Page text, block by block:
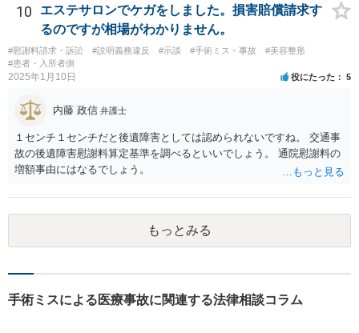
ニック側の過失を肯定できそうであれば、クリニックに対して具体的
に損害賠償請求をしていくことになります。
10
エステサロンでケガをしました。損害賠償請求す
るのですが相場がわかりません。
#慰謝料請求・訴訟 #説明義務違反 #示談 #手術ミス・事故
#美容整形
#患者・入所者側
2025年1月10日 役にたった 5
内藤 政信 弁護士
１センチ１センチだと後遺障害としては認められないですね。 交通事
故の後遺障害慰謝料算定基準を調べるといいでしょう。 通院慰謝料の
増額事由にはなるでしょう。
もっとみる
手術ミスによる医療事故に関連する法律相談コラム